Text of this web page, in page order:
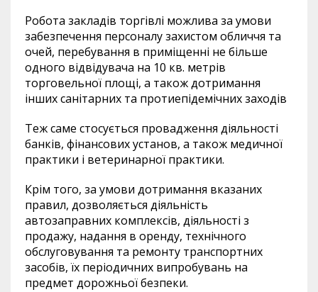
Робота закладів торгівлі можлива за умови
забезпечення персоналу захистом обличчя та
очей, перебування в приміщенні не більше
одного відвідувача на 10 кв. метрів
торговельної площі, а також дотримання
інших санітарних та протиепідемічних заходів
Теж саме стосується провадження діяльності
банків, фінансових установ, а також медичної
практики і ветеринарної практики.
Крім того, за умови дотримання вказаних
правил, дозволяється діяльність
автозаправних комплексів, діяльності з
продажу, надання в оренду, технічного
обслуговування та ремонту транспортних
засобів, їх періодичних випробувань на
предмет дорожньої безпеки.